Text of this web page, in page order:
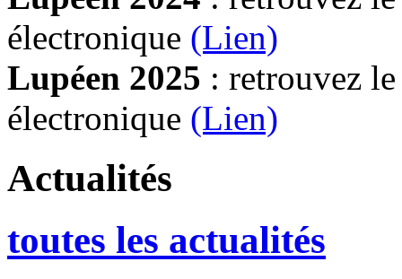
électronique (Lien)
Lupéen 2025 : retrouvez
électronique (Lien)
Actualités
toutes les actualités